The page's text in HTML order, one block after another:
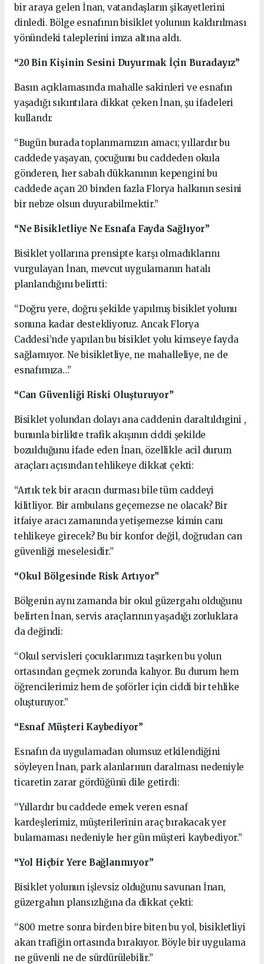
bir araya gelen İnan, vatandaşların şikayetlerini
dinledi. Bölge esnafının bisiklet yolunun kaldırılması
yönündeki taleplerini imza altına aldı.
“20 Bin Kişinin Sesini Duyurmak İçin Buradayız”
Basın açıklamasında mahalle sakinleri ve esnafın
yaşadığı sıkıntılara dikkat çeken İnan, şu ifadeleri
kullandı:
“Bugün burada toplanmamızın amacı; yıllardır bu
caddede yaşayan, çocuğunu bu caddeden okula
gönderen, her sabah dükkanının kepengini bu
caddede açan 20 binden fazla Florya halkının sesini
bir nebze olsun duyurabilmektir.”
“Ne Bisikletliye Ne Esnafa Fayda Sağlıyor”
Bisiklet yollarına prensipte karşı olmadıklarını
vurgulayan İnan, mevcut uygulamanın hatalı
planlandığını belirtti:
“Doğru yere, doğru şekilde yapılmış bisiklet yolunu
sonuna kadar destekliyoruz. Ancak Florya
Caddesi’nde yapılan bu bisiklet yolu kimseye fayda
sağlamıyor. Ne bisikletliye, ne mahalleliye, ne de
esnafımıza…”
“Can Güvenliği Riski Oluşturuyor”
Bisiklet yolundan dolayı ana caddenin daraltıldıgini ,
bununla birlikte trafik akışının ciddi şekilde
bozulduğunu ifade eden İnan, özellikle acil durum
araçları açısından tehlikeye dikkat çekti:
“Artık tek bir aracın durması bile tüm caddeyi
kilitliyor. Bir ambulans geçemezse ne olacak? Bir
itfaiye aracı zamanında yetişemezse kimin canı
tehlikeye girecek? Bu bir konfor değil, doğrudan can
güvenliği meselesidir.”
“Okul Bölgesinde Risk Artıyor”
Bölgenin aynı zamanda bir okul güzergahı olduğunu
belirten İnan, servis araçlarının yaşadığı zorluklara
da değindi:
“Okul servisleri çocuklarımızı taşırken bu yolun
ortasından geçmek zorunda kalıyor. Bu durum hem
öğrencilerimiz hem de şoförler için ciddi bir tehlike
oluşturuyor.”
“Esnaf Müşteri Kaybediyor”
Esnafın da uygulamadan olumsuz etkilendiğini
söyleyen İnan, park alanlarının daralması nedeniyle
ticaretin zarar gördüğünü dile getirdi:
“Yıllardır bu caddede emek veren esnaf
kardeşlerimiz, müşterilerinin araç bırakacak yer
bulamaması nedeniyle her gün müşteri kaybediyor.”
“Yol Hiçbir Yere Bağlanmıyor”
Bisiklet yolunun işlevsiz olduğunu savunan İnan,
güzergahın plansızlığına da dikkat çekti:
“800 metre sonra birden bire biten bu yol, bisikletliyi
akan trafiğin ortasında bırakıyor. Böyle bir uygulama
ne güvenli ne de sürdürülebilir.”